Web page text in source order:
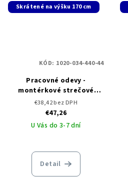
Skrátené na výšku 170 cm
Pracovné odevy -
montérkové strečové
nohavice do pása CXS
STRETCH skrátené
€38,42 bez DPH
€47,26
U Vás do 3-7 dní
Detail
KÓD: 1020-034-440-44